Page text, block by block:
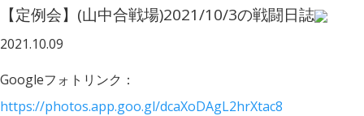
【定例会】(山中合戦場)2021/10/3の戦闘日誌
2021.10.09
Googleフォトリンク：
https://photos.app.goo.gl/dcaXoDAgL2hrXtac8